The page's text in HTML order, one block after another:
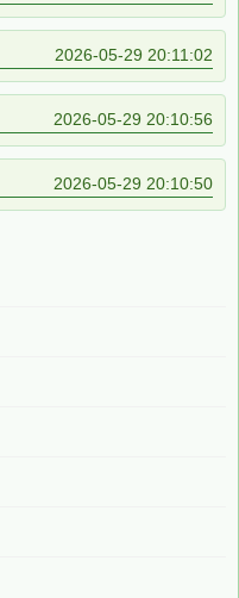
2026-05-29 20:11:02
2026-05-29 20:10:56
2026-05-29 20:10:50